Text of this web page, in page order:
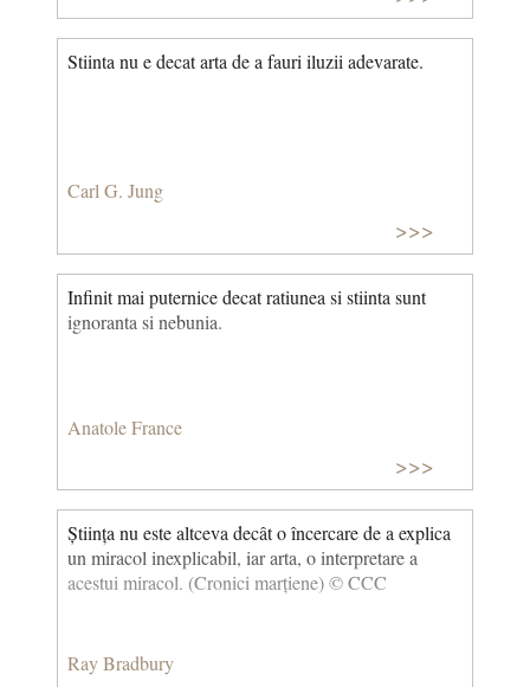
Stiinta nu e decat arta de a fauri iluzii adevarate.
Carl G. Jung
>>>
Infinit mai puternice decat ratiunea si stiinta sunt
ignoranta si nebunia.
Anatole France
>>>
Știința nu este altceva decât o încercare de a explica
un miracol inexplicabil, iar arta, o interpretare a
acestui miracol. (Cronici marțiene) © CCC
Ray Bradbury